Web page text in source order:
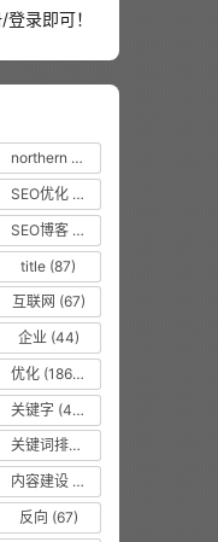
录即可！
northern
SEO优化
SEO博客
title (87)
互联网 (67)
企业(44)
优化 (1866)
关键字 (468)
关键词排名
内容建设
反向 (67)